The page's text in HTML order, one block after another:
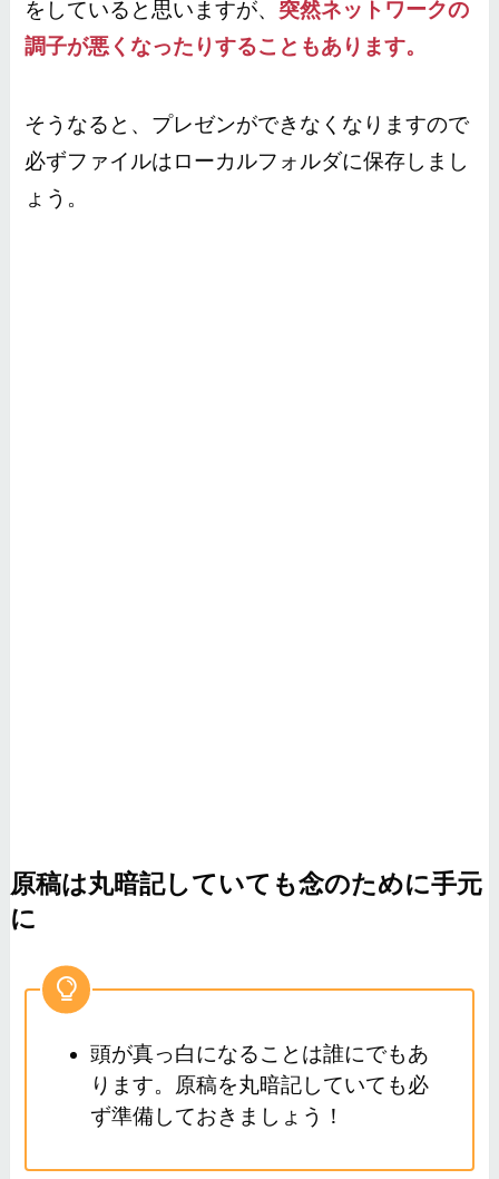
をしていると思いますが、 突然ネットワークの
調子が悪くなったりすることもあります。
そうなると、プレゼンができなくなりますので
必ずファイルはローカルフォルダに保存しまし
ょう。
原稿は丸暗記していても念のために手元
に
頭が真っ白になることは誰にでもあ
ります。原稿を丸暗記していても必
ず準備しておきましょう！